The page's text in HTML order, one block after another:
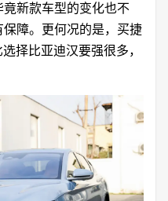
新款车型的变化也不
障。更何况的是，买捷
择比亚迪汉要强很多，